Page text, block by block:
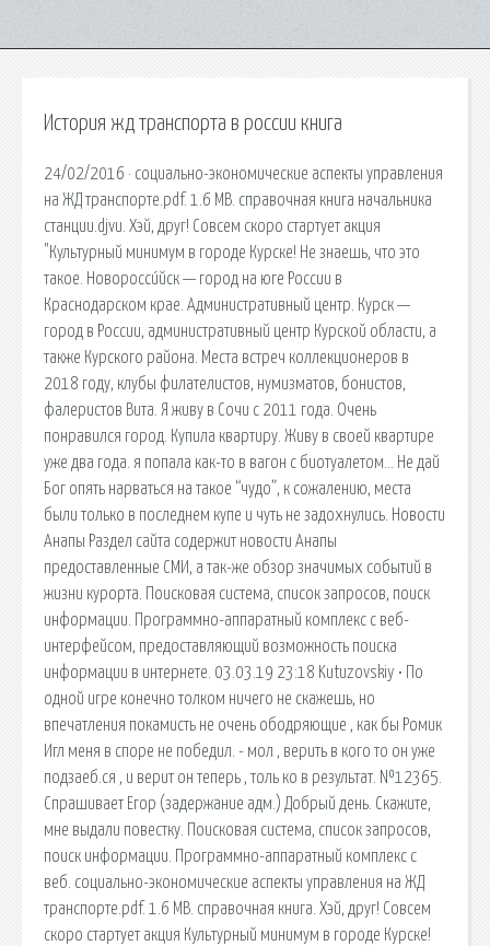
История жд транспорта в россии книга
24/02/2016 · социально-экономические аспекты управления
на ЖД транспорте.pdf. 1.6 MB. справочная книга начальника
станции.djvu. Хэй, друг! Совсем скоро стартует акция
"Культурный минимум в городе Курске! Не знаешь, что это
такое. Новоросси́йск — город на юге России в
Краснодарском крае. Административный центр. Курск —
город в России, административный центр Курской области, а
также Курского района. Места встреч коллекционеров в
2018 году, клубы филателистов, нумизматов, бонистов,
фалеристов Вита. Я живу в Сочи с 2011 года. Очень
понравился город. Купила квартиру. Живу в своей квартире
уже два года. я попала как-то в вагон с биотуалетом… Не дай
Бог опять нарваться на такое “чудо”, к сожалению, места
были только в последнем купе и чуть не задохнулись. Новости
Анапы Раздел сайта содержит новости Анапы
предоставленные СМИ, а так-же обзор значимых событий в
жизни курорта. Поисковая сиcтема, список запросов, поиск
информации. Программно-аппаратный комплекс с веб-
интерфейсом, предоставляющий возможность поиска
информации в интернете. 03.03.19 23:18 Kutuzovskiy • По
одной игре конечно толком ничего не скажешь, но
впечатления покамисть не очень ободряющие , как бы Ромик
Игл меня в споре не победил. - мол , верить в кого то он уже
подзаеб.ся , и верит он теперь , толь ко в результат. №12365.
Спрашивает Егор (задержание адм.) Добрый день. Скажите,
мне выдали повестку. Поисковая сиcтема, список запросов,
поиск информации. Программно-аппаратный комплекс с
веб. социально-экономические аспекты управления на ЖД
транспорте.pdf. 1.6 MB. справочная книга. Хэй, друг! Совсем
скоро стартует акция Культурный минимум в городе Курске!